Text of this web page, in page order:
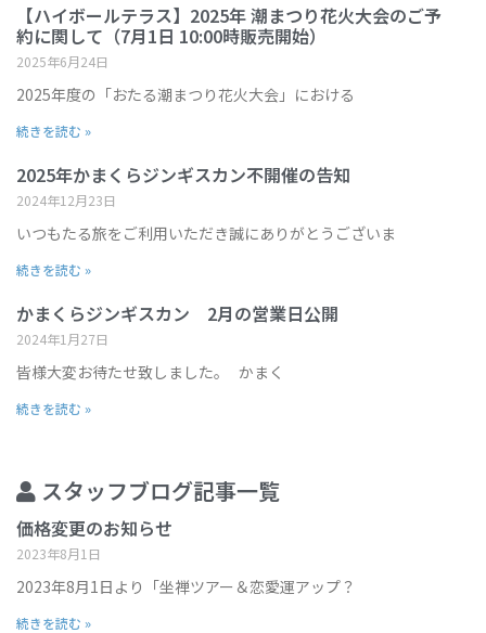
【ハイボールテラス】2025年 潮まつり花火大会のご予
約に関して（7月1日 10:00時販売開始）
2025年6月24日
2025年度の「おたる潮まつり花火大会」における
続きを読む »
2025年かまくらジンギスカン不開催の告知
2024年12月23日
いつもたる旅をご利用いただき誠にありがとうございま
続きを読む »
かまくらジンギスカン 2月の営業日公開
2024年1月27日
皆様大変お待たせ致しました。 かまく
続きを読む »
スタッフブログ記事一覧
価格変更のお知らせ
2023年8月1日
2023年8月1日より「坐禅ツアー＆恋愛運アップ？
続きを読む »